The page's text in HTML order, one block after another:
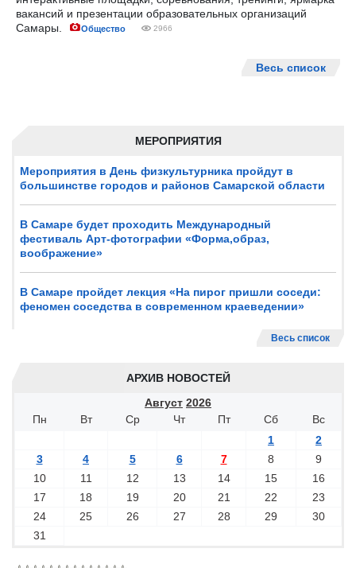
МЕРОПРИЯТИЯ
Мероприятия в День физкультурника пройдут в
большинстве городов и районов Самарской области
В Самаре будет проходить Международный
фестиваль Арт-фотографии «Форма,образ,
воображение»
В Самаре пройдет лекция «На пирог пришли соседи:
феномен соседства в современном краеведении»
Весь список
АРХИВ НОВОСТЕЙ
Август 2026
Пн
Вт Ср Чт Пт Сб
Вс
1
2
3
4 5 6 7 8
9
10
11 12 13 14 15
16
17
18 19 20 21 22
23
24
25 26 27 28 29
30
31
вакансий и презентации образовательных организаций
Самары.
Общество 2966
Весь список